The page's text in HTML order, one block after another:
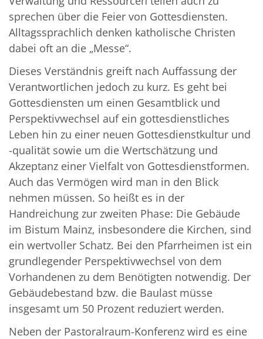
sprechen über die Feier von Gottesdiensten.
Alltagssprachlich denken katholische Christen
dabei oft an die „Messe“.
Dieses Verständnis greift nach Auffassung der
Verantwortlichen jedoch zu kurz. Es geht bei
Gottesdiensten um einen Gesamtblick und
Perspektivwechsel auf ein gottesdienstliches
Leben hin zu einer neuen Gottesdienstkultur und
-qualität sowie um die Wertschätzung und
Akzeptanz einer Vielfalt von Gottesdienstformen.
Auch das Vermögen wird man in den Blick
nehmen müssen. So heißt es in der
Handreichung zur zweiten Phase: Die Gebäude
im Bistum Mainz, insbesondere die Kirchen, sind
ein wertvoller Schatz. Bei den Pfarrheimen ist ein
grundlegender Perspektivwechsel von dem
Vorhandenen zu dem Benötigten notwendig. Der
Gebäudebestand bzw. die Baulast müsse
insgesamt um 50 Prozent reduziert werden.
Neben der Pastoralraum-Konferenz wird es eine